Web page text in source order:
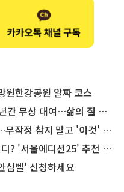
한강공원 알짜 코스
상 대여…삶의 질 높인다
참지 말고 '이것' 해보세요!
'서울에디션25' 추천 코스
심벨' 신청하세요